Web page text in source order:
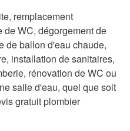
remplacement
WC, dégorgement de
de ballon d'eau chaude,
installation de sanitaires,
rénovation de WC ou
salle d'eau, quel que soit
gratuit plombier